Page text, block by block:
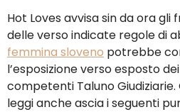
Hot Loves avvisa sin da ora
delle verso indicate regole di
femmina sloveno potrebbe
l’esposizione verso esposto
competenti Taluno
leggi anche ascia i seguenti